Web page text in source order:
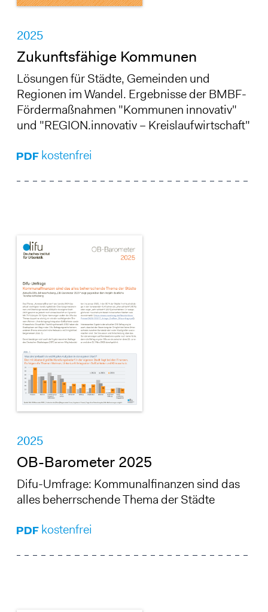
2025
Zukunftsfähige Kommunen
Lösungen für Städte, Gemeinden und
Regionen im Wandel. Ergebnisse der BMBF-
Fördermaßnahmen "Kommunen innovativ"
und "REGION.innovativ – Kreislaufwirtschaft"
kostenfrei
2025
OB-Barometer 2025
Difu-Umfrage: Kommunalfinanzen sind das
alles beherrschende Thema der Städte
kostenfrei